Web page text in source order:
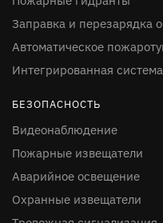
Заправка и перезарядка
Автоматическое
Интегрированная
БЕЗОПАСНОСТЬ
Видеонаблюдение
Пожарные извещатели
Аварийное освещение
Охранные извещатели